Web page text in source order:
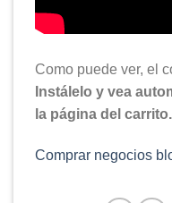
Como puede ver, el
Instálelo y vea
la página del carrito.
Comprar negocios